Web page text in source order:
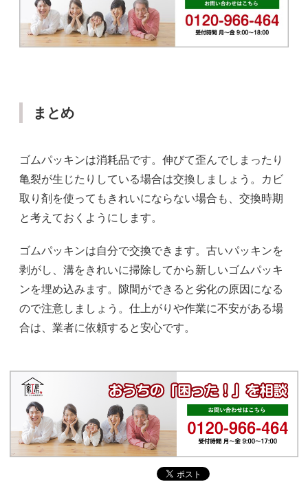
まとめ
ゴムパッキンは消耗品です。伸びて歪んでしまったり
亀裂が生じたりしている場合は交換しましょう。カビ
取り剤を使ってもきれいにならない場合も、交換時期
と考えておくようにします。
ゴムパッキンは自分で交換できます。古いパッキンを
剥がし、溝をきれいに掃除してから新しいゴムパッキ
ンを埋め込みます。隙間ができると劣化の原因になる
ので注意しましょう。仕上がりや作業に不安がある場
合は、業者に依頼すると安心です。